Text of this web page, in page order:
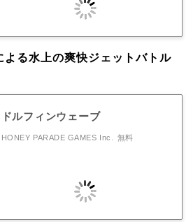
よる水上の爽快ジェットバトル
ドルフィンウェーブ
HONEY PARADE GAMES Inc. 無料